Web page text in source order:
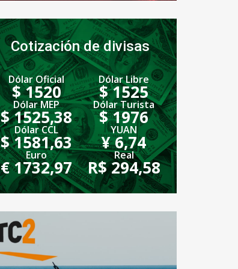
Cotización de divisas
Dólar Oficial
$ 1520
Dólar Libre
$ 1525
Dólar MEP
$ 1525,38
Dólar Turista
$ 1976
Dólar CCL
$ 1581,63
YUAN
¥ 6,74
Euro
€ 1732,97
Real
R$ 294,58